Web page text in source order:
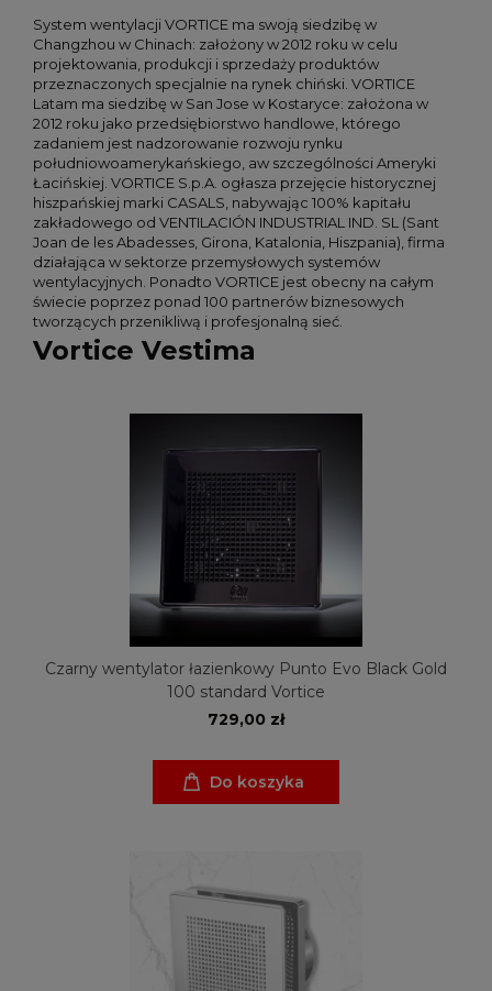
System wentylacji VORTICE ma swoją siedzibę w
Changzhou w Chinach: założony w 2012 roku w celu
projektowania, produkcji i sprzedaży produktów
przeznaczonych specjalnie na rynek chiński. VORTICE
Latam ma siedzibę w San Jose w Kostaryce: założona w
2012 roku jako przedsiębiorstwo handlowe, którego
zadaniem jest nadzorowanie rozwoju rynku
południowoamerykańskiego, aw szczególności Ameryki
Łacińskiej. VORTICE S.p.A. ogłasza przejęcie historycznej
hiszpańskiej marki CASALS, nabywając 100% kapitału
zakładowego od VENTILACIÓN INDUSTRIAL IND. SL (Sant
Joan de les Abadesses, Girona, Katalonia, Hiszpania), firma
działająca w sektorze przemysłowych systemów
wentylacyjnych. Ponadto VORTICE jest obecny na całym
świecie poprzez ponad 100 partnerów biznesowych
tworzących przenikliwą i profesjonalną sieć.
Vortice Vestima
Czarny wentylator łazienkowy Punto Evo Black Gold
100 standard Vortice
729,00 zł
Do koszyka